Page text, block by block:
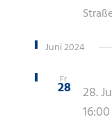
Juni 2024
Fr.
28 28.
16:00